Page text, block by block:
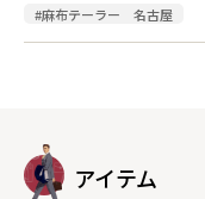
#麻布テーラー 名古屋
アイテム